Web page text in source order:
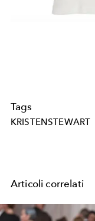
Tags
KRISTENSTEWART
Articoli correlati